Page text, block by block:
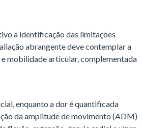
a identificação das limitações
abrangente deve contemplar a
mobilidade articular, complementada
enquanto a dor é quantificada
da amplitude de movimento (ADM)